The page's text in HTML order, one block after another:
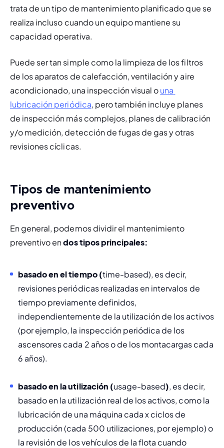
trata de un tipo de mantenimiento planificado que se
realiza incluso cuando un equipo mantiene su
capacidad operativa.
Puede ser tan simple como la limpieza de los filtros
de los aparatos de calefacción, ventilación y aire
acondicionado, una inspección visual o una
lubricación periódica, pero también incluye planes
de inspección más complejos, planes de calibración
y/o medición, detección de fugas de gas y otras
revisiones cíclicas.
Tipos de mantenimiento
preventivo
En general, podemos dividir el mantenimiento
preventivo en dos tipos principales:
basado en el tiempo (time-based), es decir,
revisiones periódicas realizadas en intervalos de
tiempo previamente definidos,
independientemente de la utilización de los activos
(por ejemplo, la inspección periódica de los
ascensores cada 2 años o de los montacargas cada
6 años).
basado en la utilización (usage-based), es decir,
basado en la utilización real de los activos, como la
lubricación de una máquina cada x ciclos de
producción (cada 500 utilizaciones, por ejemplo) o
la revisión de los vehículos de la flota cuando